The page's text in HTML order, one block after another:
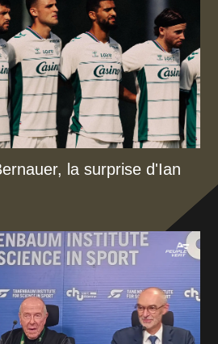
la surprise d'Ian